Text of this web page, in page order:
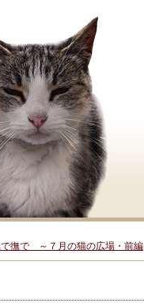
撫で ～７月の猫の広場・前編